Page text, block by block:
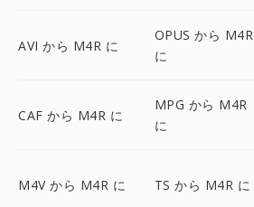
AVI から M4R に
OPUS から M4R
に
CAF から M4R に
MPG から M4R
に
M4V から M4R に TS から M4R に